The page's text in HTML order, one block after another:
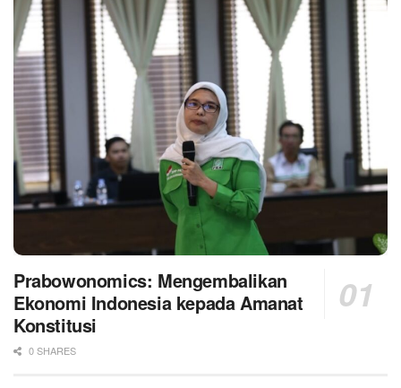
Prabowonomics: Mengembalikan
Ekonomi Indonesia kepada Amanat
Konstitusi
0 SHARES